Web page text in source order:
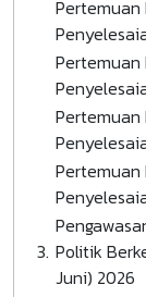
Pertemuan
Pertemuan
Pertemuan
Pertemuan
3. Politik
Juni) 2026